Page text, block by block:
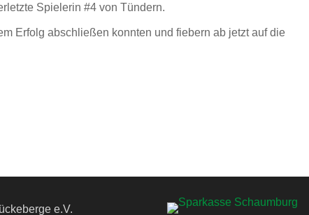
Spielerin #4 von Tündern.
Erfolg abschließen konnten und fiebern ab jetzt auf die
e.V.